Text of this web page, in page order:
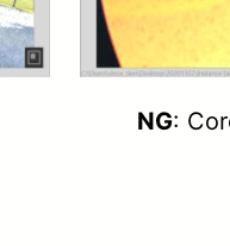
NG: